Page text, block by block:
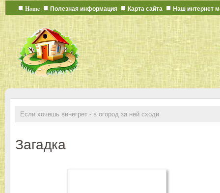
Если хочешь винегрет - в огород за ней сходи
Загадка
Home Полезная информация Карта сайта Наш интернет